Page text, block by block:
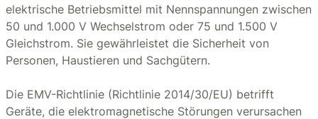
elektrische Betriebsmittel mit Nennspannungen zwischen
50 und 1.000 V Wechselstrom oder 75 und 1.500 V
Gleichstrom. Sie gewährleistet die Sicherheit von
Personen, Haustieren und Sachgütern.
Die EMV-Richtlinie (Richtlinie 2014/30/EU) betrifft
Geräte, die elektromagnetische Störungen verursachen